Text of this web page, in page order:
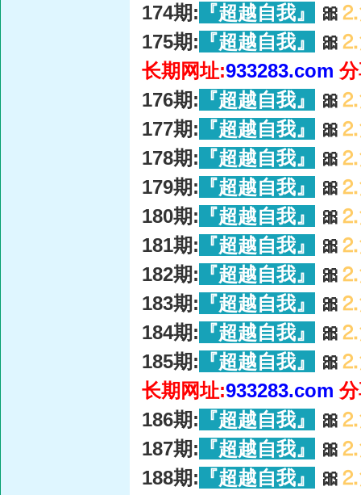
174期: 『超越自我』 🎀 ⒉
175期: 『超越自我』 🎀 ⒉
长期网址:933283.com
176期: 『超越自我』 🎀 ⒉
177期: 『超越自我』 🎀 ⒉
178期: 『超越自我』 🎀 ⒉
179期: 『超越自我』 🎀 ⒉
180期: 『超越自我』 🎀 ⒉
181期: 『超越自我』 🎀 ⒉
182期: 『超越自我』 🎀 ⒉
183期: 『超越自我』 🎀 ⒉
184期: 『超越自我』 🎀 ⒉
185期: 『超越自我』 🎀 ⒉
长期网址:933283.com
186期: 『超越自我』 🎀 ⒉
187期: 『超越自我』 🎀 ⒉
188期: 『超越自我』 🎀 ⒉